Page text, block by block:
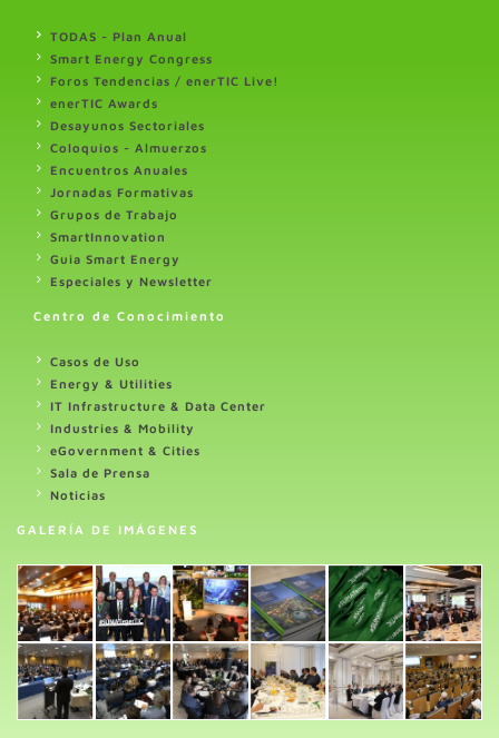
TODAS - Plan Anual
Smart Energy Congress
Foros Tendencias / enerTIC Live!
enerTIC Awards
Desayunos Sectoriales
Coloquios - Almuerzos
Encuentros Anuales
Jornadas Formativas
Grupos de Trabajo
SmartInnovation
Guia Smart Energy
Especiales y Newsletter
Centro de Conocimiento
Casos de Uso
Energy & Utilities
IT Infrastructure & Data Center
Industries & Mobility
eGovernment & Cities
Sala de Prensa
Noticias
GALERÍA DE IMÁGENES